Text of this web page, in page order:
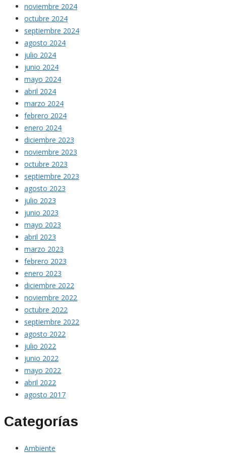
noviembre 2024
octubre 2024
septiembre 2024
agosto 2024
julio 2024
junio 2024
mayo 2024
abril 2024
marzo 2024
febrero 2024
enero 2024
diciembre 2023
noviembre 2023
octubre 2023
septiembre 2023
agosto 2023
julio 2023
junio 2023
mayo 2023
abril 2023
marzo 2023
febrero 2023
enero 2023
diciembre 2022
noviembre 2022
octubre 2022
septiembre 2022
agosto 2022
julio 2022
junio 2022
mayo 2022
abril 2022
agosto 2017
Categorías
Ambiente